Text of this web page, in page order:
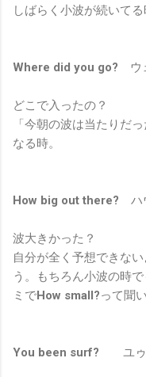
しばらく小波が続いて
Where did you go? ウ
どこで入ったの？
「今朝の波は当たりだ
なる時。
How big out there? ハ
波大きかった？
自分が全く予想できな
う。もちろん小波の時
ミでHow small?って聞
You been surf? ユ